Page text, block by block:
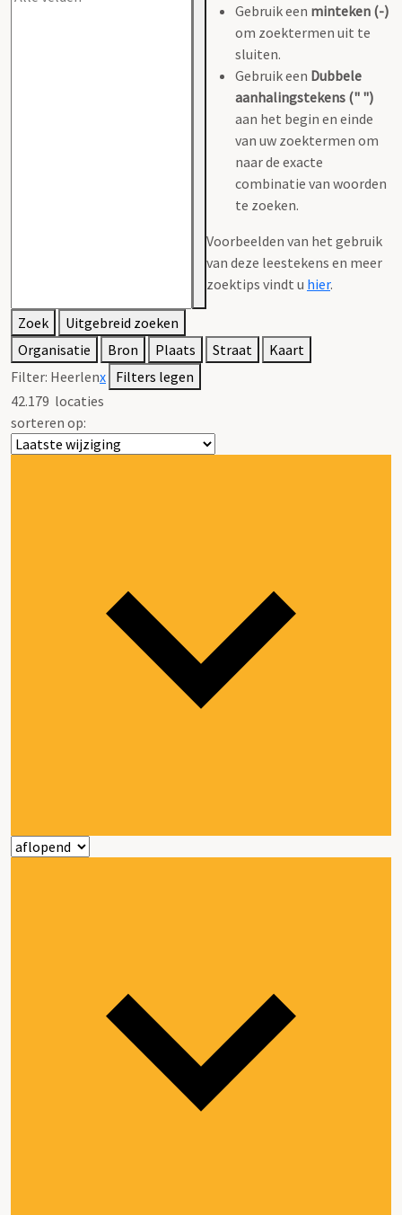
Gebruik een minteken (-)
om zoektermen uit te
sluiten.
Gebruik een Dubbele
aanhalingstekens (" ")
aan het begin en einde
van uw zoektermen om
naar de exacte
combinatie van woorden
te zoeken.
Voorbeelden van het gebruik
van deze leestekens en meer
zoektips vindt u hier.
Zoek
Uitgebreid zoeken
Organisatie
Bron Plaats Straat
Kaart
Filter: Heerlenx Filters legen
42.179 locaties
sorteren op: